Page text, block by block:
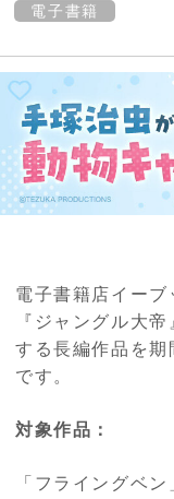
電子書籍
電子書籍店イー
『ジャングル大
する長編作品を
です。
対象作品：
「フライングベン